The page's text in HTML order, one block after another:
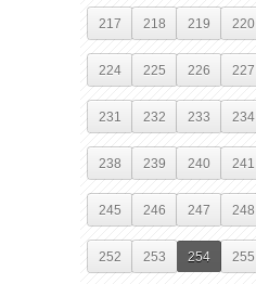
217 218 219 220
224 225 226 227
231 232 233 234
238 239 240 241
245 246 247 248
252 253 254 255